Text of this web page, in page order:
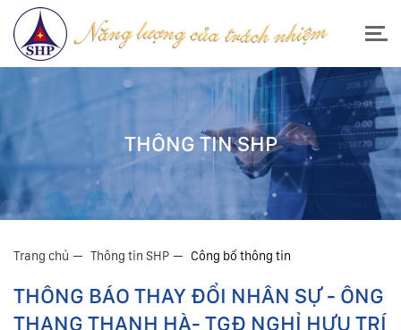
THÔNG TIN SHP
Trang chủ Thông tin SHP Công bố thông tin
THÔNG BÁO THAY ĐỔI NHÂN SỰ - ÔNG
THANG THANH HÀ- TGĐ NGHỈ HƯU TRÍ